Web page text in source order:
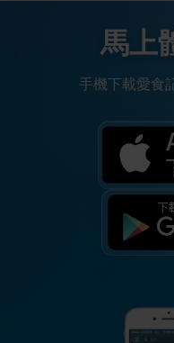
馬上
手機下載愛食